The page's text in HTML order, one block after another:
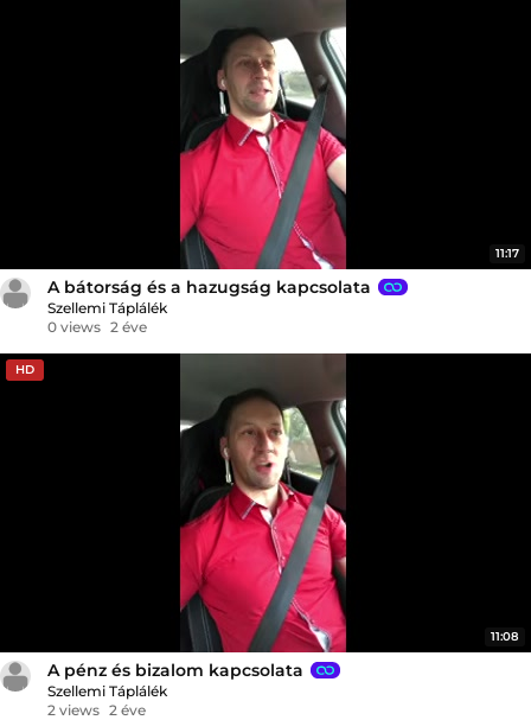
11:17
A bátorság és a hazugság kapcsolata
Szellemi Táplálék
0 views 2 éve
HD
11:08
A pénz és bizalom kapcsolata
Szellemi Táplálék
2 views 2 éve